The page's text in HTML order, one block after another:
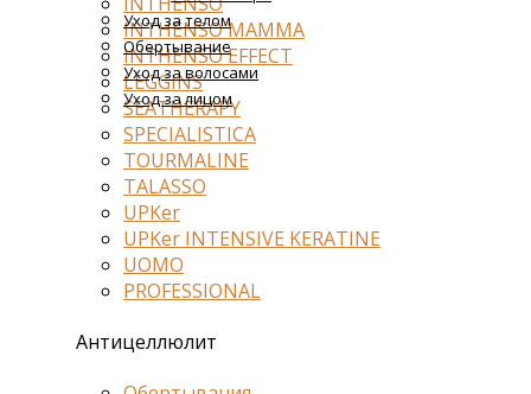
INTHENSO MAMMA
INTHENSO EFFECT
LEGGINS
SEATHERAPY
SPECIALISTICA
TOURMALINE
TALASSO
UPKer
UPKer INTENSIVE KERATINE
UOMO
PROFESSIONAL
Антицеллюлит
Уход за телом
Обертывание
Уход за волосами
Уход за лицом